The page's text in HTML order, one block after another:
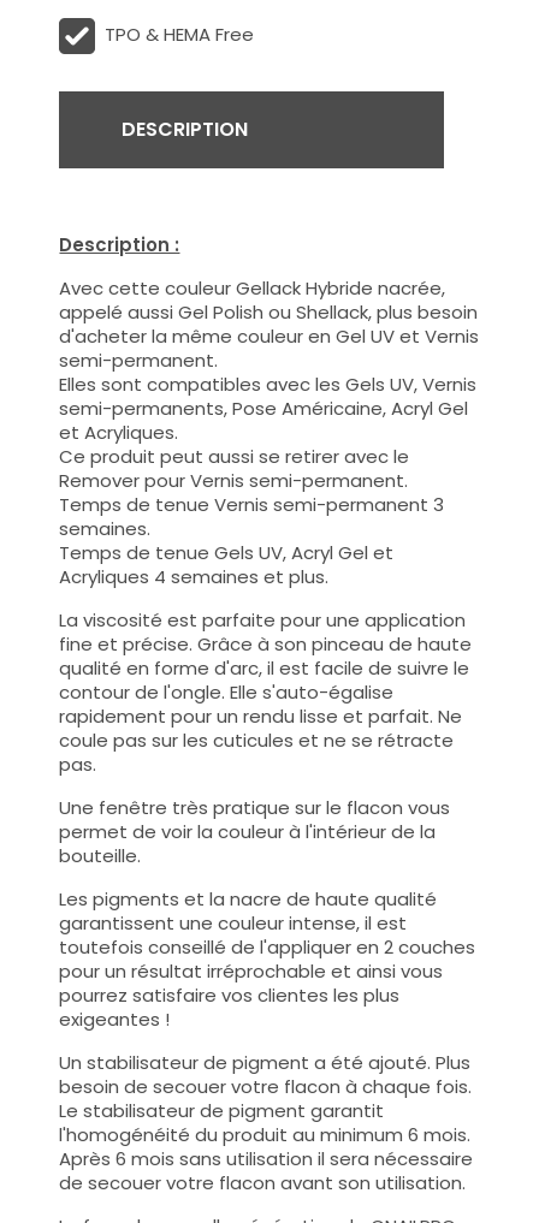
TPO & HEMA Free
DESCRIPTION
Description :
Avec cette couleur Gellack Hybride nacrée,
appelé aussi Gel Polish ou Shellack, plus besoin
d'acheter la même couleur en Gel UV et Vernis
semi-permanent.
Elles sont compatibles avec les Gels UV, Vernis
semi-permanents, Pose Américaine, Acryl Gel
et Acryliques.
Ce produit peut aussi se retirer avec le
Remover pour Vernis semi-permanent.
Temps de tenue Vernis semi-permanent 3
semaines.
Temps de tenue Gels UV, Acryl Gel et
Acryliques 4 semaines et plus.
La viscosité est parfaite pour une application
fine et précise. Grâce à son pinceau de haute
qualité en forme d'arc, il est facile de suivre le
contour de l'ongle. Elle s'auto-égalise
rapidement pour un rendu lisse et parfait. Ne
coule pas sur les cuticules et ne se rétracte
pas.
Une fenêtre très pratique sur le flacon vous
permet de voir la couleur à l'intérieur de la
bouteille.
Les pigments et la nacre de haute qualité
garantissent une couleur intense, il est
toutefois conseillé de l'appliquer en 2 couches
pour un résultat irréprochable et ainsi vous
pourrez satisfaire vos clientes les plus
exigeantes !
Un stabilisateur de pigment a été ajouté. Plus
besoin de secouer votre flacon à chaque fois.
Le stabilisateur de pigment garantit
l'homogénéité du produit au minimum 6 mois.
Après 6 mois sans utilisation il sera nécessaire
de secouer votre flacon avant son utilisation.